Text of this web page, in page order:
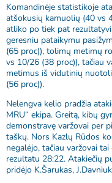
Komandinėje statistikoje
atšokusių kamuolių (40 vs
atliko po tiek pat
geresniu pataikymu
(65 proc)), tolimų metimų
vs 10/26 (38 proc)), tačiau
metimus iš vidutinių
(56 proc)).
Nelengva kelio pradžia
MRU“ ekipa. Greitą, kibų
demonstravę varžovai per
taškų. Nors Kazlų Rūdos
negalėjo, tačiau varžovai
rezultatu 28:22. Atakiečių
pridėjo K.Šarukas,